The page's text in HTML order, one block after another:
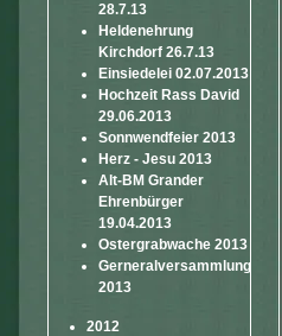
28.7.13
Heldenehrung
Kirchdorf 26.7.13
Einsiedelei 02.07.2013
Hochzeit Rass David
29.06.2013
Sonnwendfeier 2013
Herz - Jesu 2013
Alt-BM Grander
Ehrenbürger
19.04.2013
Ostergrabwache 2013
Gerneralversammlung
2013
2012